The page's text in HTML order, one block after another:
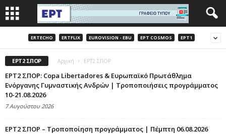
ERTECHO ERTFLIX EUROVISION - EBU EΡΤ COSMOS EΡΤ1
EΡΤ2 ΣΠΟΡ Αρχική EΡΤ2 ΣΠΟΡ
ΕΡΤ2 ΣΠΟΡ: Copa Libertadores & Ευρωπαϊκό Πρωτάθλημα
Ενόργανης Γυμναστικής Ανδρών | Τροποποιήσεις προγράμματος
10-21.08.2026
7 Αυγούστου 2026
ΕΡΤ2 ΣΠΟΡ – Τροποποίηση προγράμματος | Πέμπτη 06.08.2026